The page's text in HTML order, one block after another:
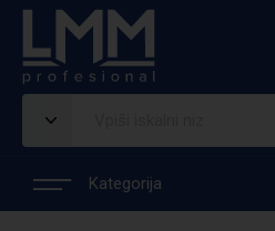
Kategorija